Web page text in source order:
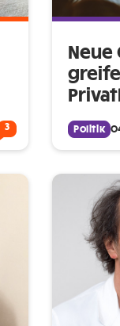
3
Neue
Politik